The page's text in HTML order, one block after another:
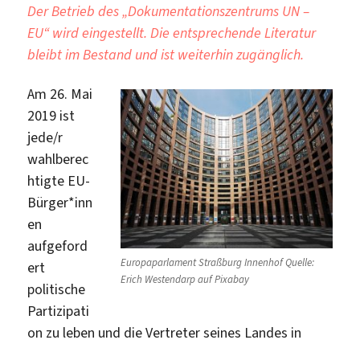
Der Betrieb des „Dokumentationszentrums UN –
EU“ wird eingestellt. Die entsprechende Literatur
bleibt im Bestand und ist weiterhin zugänglich.
Europaparlament Straßburg Innenhof Quelle:
Erich Westendarp auf Pixabay
Am 26. Mai
2019 ist
jede/r
wahlberec
htigte EU-
Bürger*inn
en
aufgeford
ert
politische
Partizipati
on zu leben und die Vertreter seines Landes in